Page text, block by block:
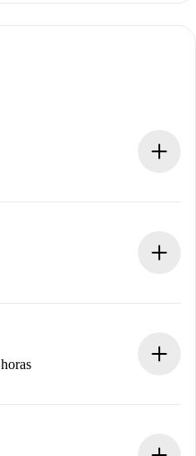
necessárias
proprietário confirme.